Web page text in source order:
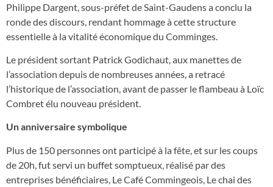
Philippe Dargent, sous-préfet de Saint-Gaudens a conclu la
ronde des discours, rendant hommage à cette structure
essentielle à la vitalité économique du Comminges.
Le président sortant Patrick Godichaut, aux manettes de
l’association depuis de nombreuses années, a retracé
l’historique de l’association, avant de passer le flambeau à Loïc
Combret élu nouveau président.
Un anniversaire symbolique
Plus de 150 personnes ont participé à la fête, et sur les coups
de 20h, fut servi un buffet somptueux, réalisé par des
entreprises bénéficiaires, Le Café Commingeois, Le chai des